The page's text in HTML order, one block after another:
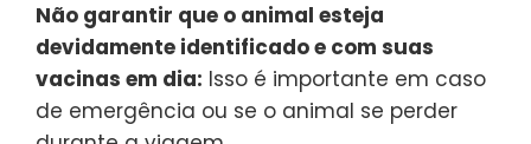
Não garantir que o animal esteja
devidamente identificado e com suas
vacinas em dia: Isso é importante em caso
de emergência ou se o animal se perder